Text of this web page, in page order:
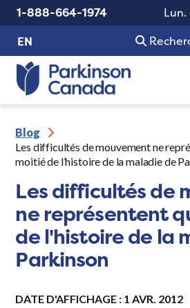
1-888-664-1974
Lun.
EN
Blog
Les difficultés de mouvement ne
moitié de l’histoire de la maladie de
Les difficultés de
ne représentent
de l'histoire de la
Parkinson
DATE D'AFFICHAGE : 1 AVR. 2012